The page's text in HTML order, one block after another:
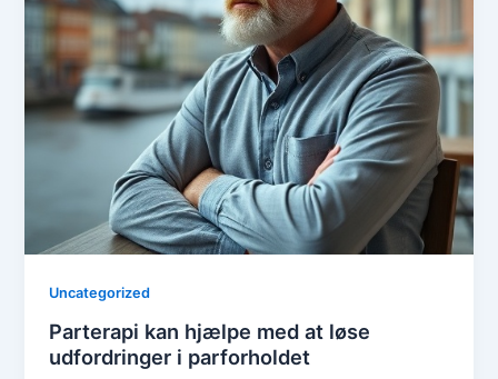
Uncategorized
Parterapi kan hjælpe med at løse
udfordringer i parforholdet